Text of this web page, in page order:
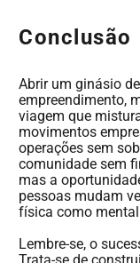
Conclusão
Abrir um ginásio
empreendimento,
viagem que
movimentos
operações sem
comunidade sem
mas a
pessoas mudam
física como
Lembre-se, o
Trata-se de